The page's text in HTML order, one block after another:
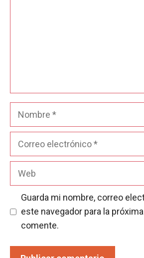
Nombre
Guarda mi nombre, correo
este navegador para la
comente.